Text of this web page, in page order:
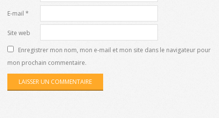
E-mail *
Site web
Enregistrer mon nom, mon e-mail et mon site dans le navigateur pour
mon prochain commentaire.